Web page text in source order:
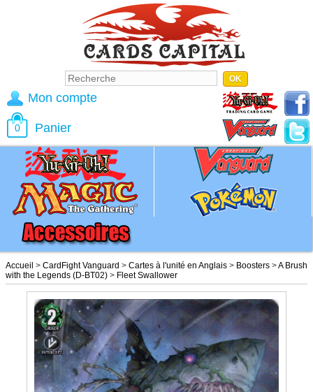
Accueil > CardFight Vanguard > Cartes à l'unité en Anglais > Boosters >A Brush
with the Legends (D-BT02) > Fleet Swallower
Mon compte
0 Panier